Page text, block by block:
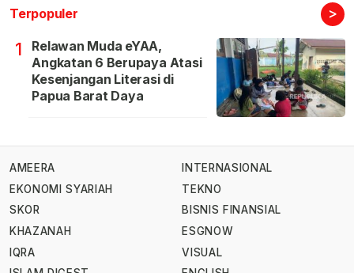
Terpopuler >
1
Relawan Muda eYAA,
Angkatan 6 Berupaya Atasi
Kesenjangan Literasi di
Papua Barat Daya
AMEERA
EKONOMI SYARIAH
SKOR
KHAZANAH
IQRA
INTERNASIONAL
TEKNO
BISNIS FINANSIAL
ESGNOW
VISUAL